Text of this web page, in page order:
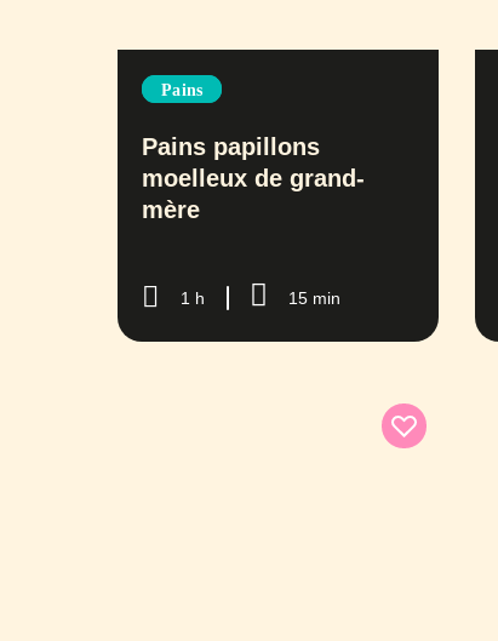
Pains
Pains papillons
moelleux de grand-
mère
1 h 15 min